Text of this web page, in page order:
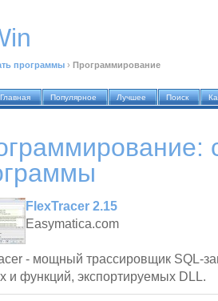
программы › Программирование
Главная Популярное Лучшее Поиск
:
FlexTracer 2.15
Easymatica.com
- мощный трассировщик SQL-
и функций, экспортируемых DLL.